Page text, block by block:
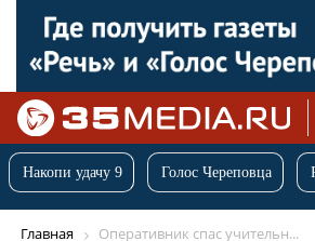
Накопи удачу 9 Голос Череповца
Главная Оперативник спас учительн...